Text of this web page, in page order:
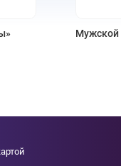
Мужской